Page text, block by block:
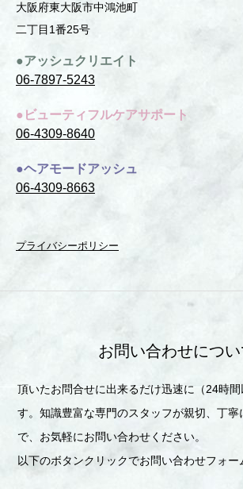
⼤阪府東⼤阪市中鴻池町
⼆丁⽬1番25号
●アッシュクリエイト
06-7897-5243
●ビューティフルケアサポート
06-4309-8640
●ヘアモードアッシュ
06-4309-8663
プライバシーポリシー
お問い合わせについ
頂いたお問合せに出来るだけ迅速に（24時
す。知識豊富な専門のスタッフが親切、丁
で、お気軽にお問い合わせください。
以下のボタンクリックでお問い合わせフォー